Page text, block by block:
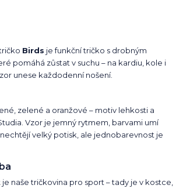
Birds je funkční tričko s drobným
pomáhá zůstat v suchu – na kardiu, kole i
unese každodenní nošení.
zelené a oranžové – motiv lehkosti a
Vzor je jemný rytmem, barvami umí
velký potisk, ale jednobarevnost je
je naše tričkovina pro sport – tady je v kostce,